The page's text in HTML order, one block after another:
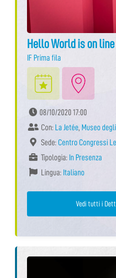
Hello World is on line
IF Prima fila
08/10/2020 17:00
Con: La Jetée, Museo
Sede: Centro Congressi
Tipologia: In Presenza
Lingua: Italiano
Vedi tutti i